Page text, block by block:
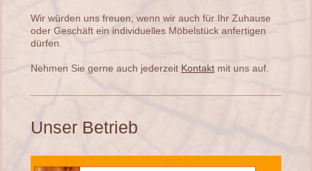
Wir würden uns freuen, wenn wir auch für Ihr Zuhause
oder Geschäft ein individuelles Möbelstück anfertigen
dürfen.
Nehmen Sie gerne auch jederzeit Kontakt mit uns auf.
Unser Betrieb